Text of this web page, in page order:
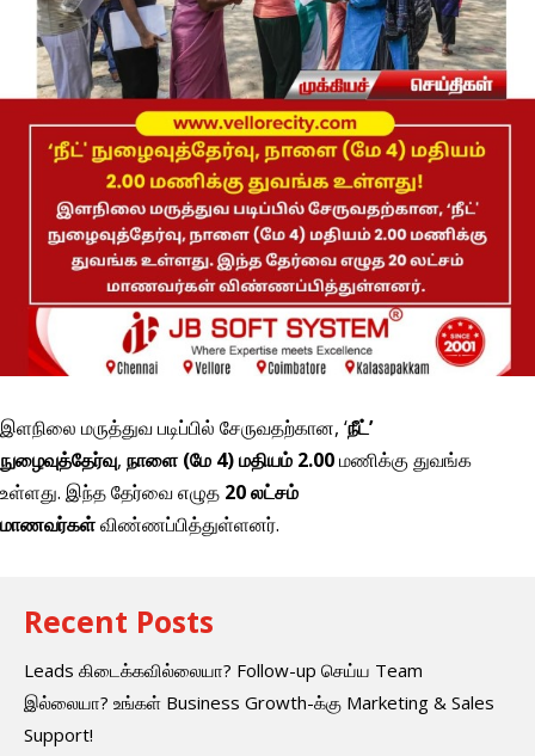
இளநிலை மருத்துவ படிப்பில் சேருவதற்கான, ‘நீட்’
நுழைவுத்தேர்வு, நாளை (மே 4)மதியம் 2.00மணிக்கு துவங்க
உள்ளது. இந்த தேர்வை எழுத 20 லட்சம்
மாணவர்கள்விண்ணப்பித்துள்ளனர்.
Recent Posts
Leads கிடைக்கவில்லையா? Follow-up செய்ய Team
இல்லையா? உங்கள் Business Growth-க்கு Marketing & Sales
Support!